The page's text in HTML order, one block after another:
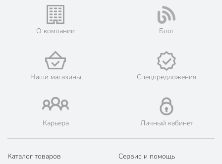
заказ и оплатить его онлайн на официальном сайте сети
магазинов Порядок. Мы предлагаем бесплатную курьерскую
доставку для товара «чехлы на стул» при заказе от 3000
рублей в такие города, как: Арзамас, Балахна, Богородск,
Дзержинск, Заволжье, Кстово, Кулебаки, Лысково, Навашино,
Нижний Новгород, Павлово, Первомайск, Починки, Саров,
Семёнов, Сергач, Чкаловск, Шахунья.
💳 Оплата: онлайн на сайте интернет-гипермаркета или
🛍 Скидки, акции, распродажи каждый день!
📜 Только оригинальная продукция. Интернет-гипермаркет
Порядок - официальный представитель ведущих мировых
марок.
О компании Блог
Наши магазины Спецпредложения
Карьера Личный кабинет
Каталог товаров Сервис и помощь